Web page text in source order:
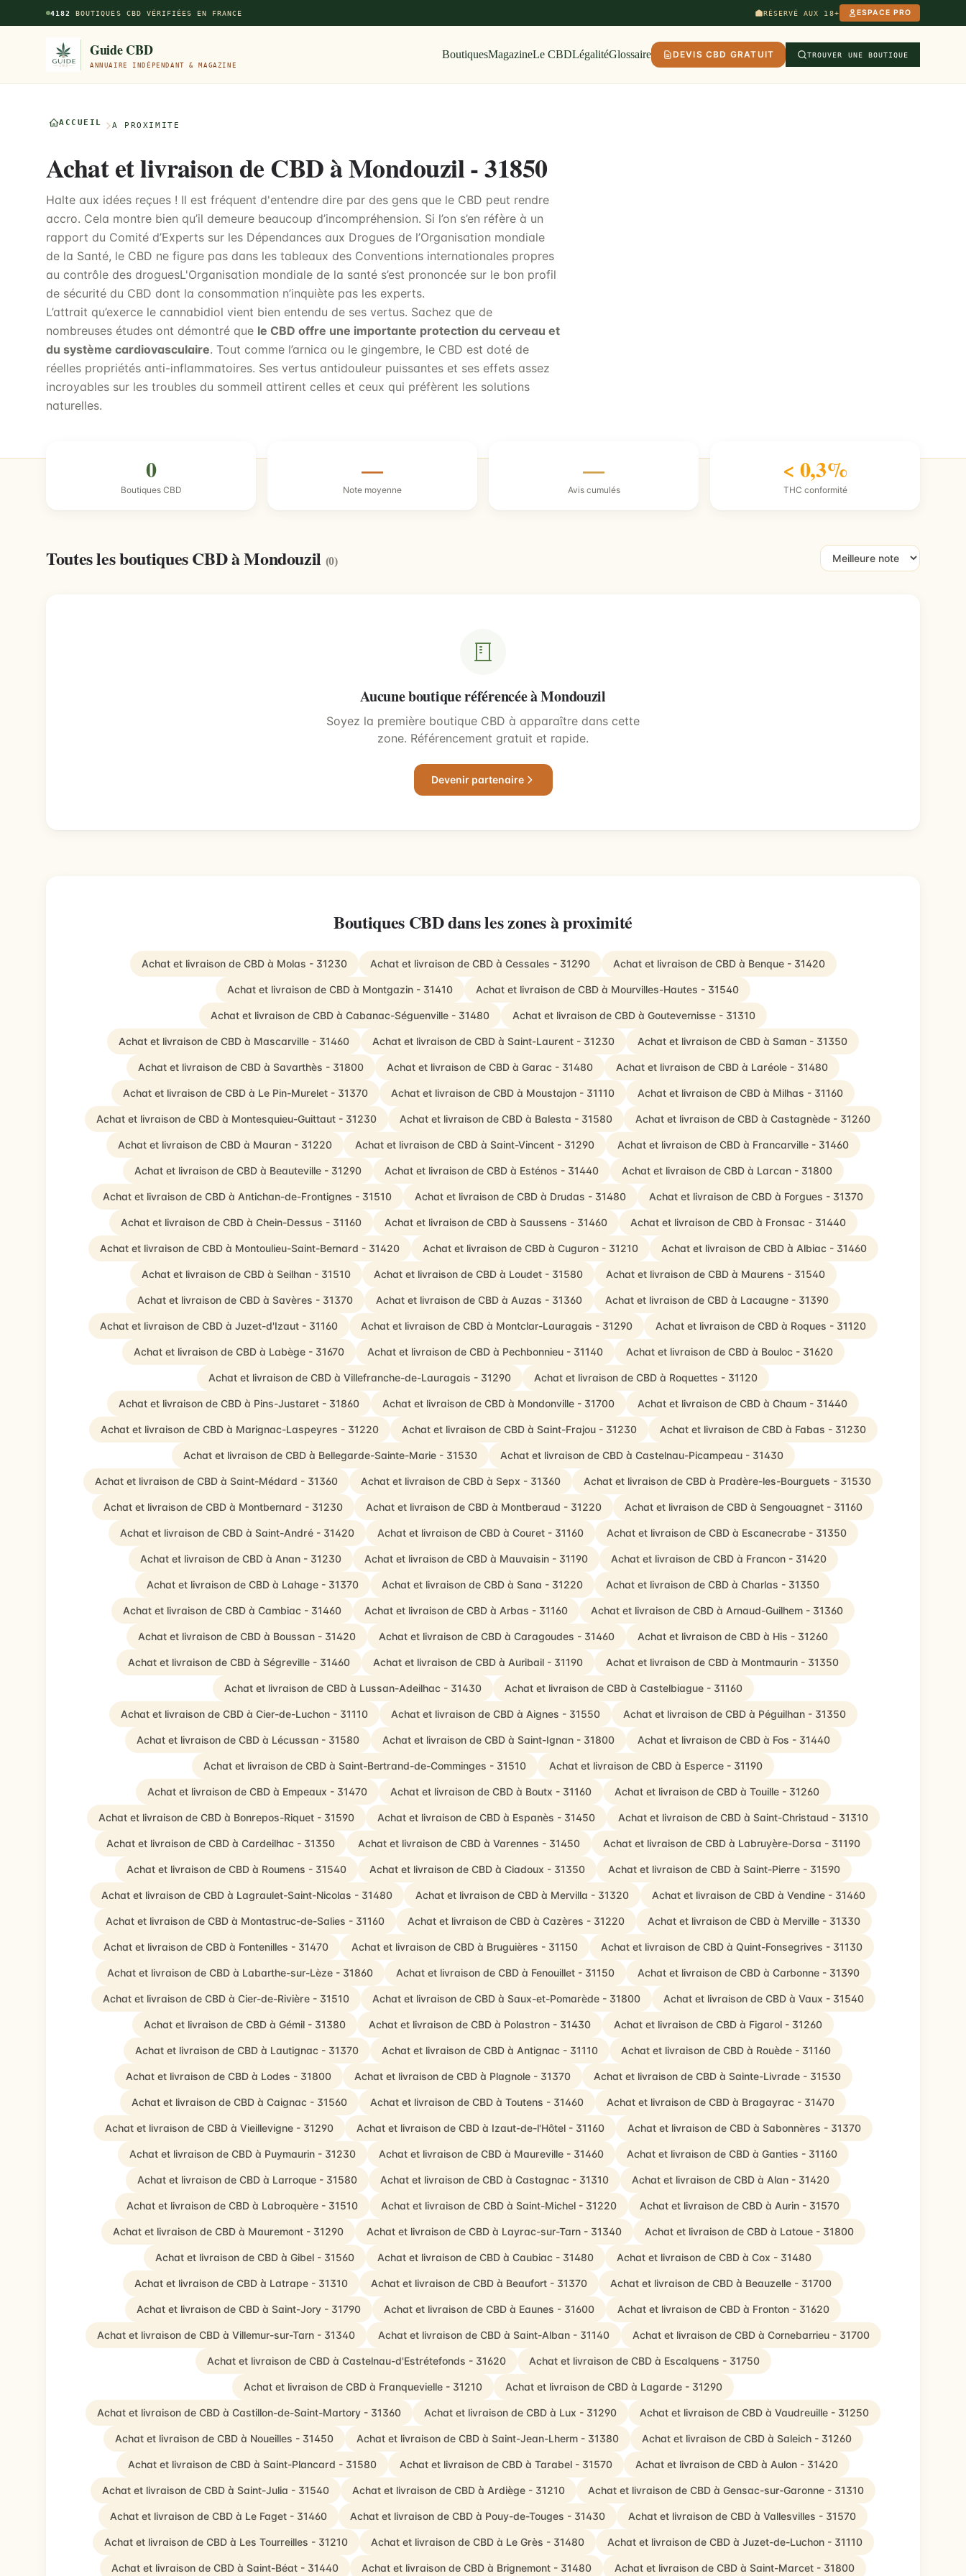
Aller au contenu principal
4182 BOUTIQUES CBD VÉRIFIÉES EN FRANCE RÉSERVÉ AUX 18+ ESPACE PRO
Guide CBD
ANNUAIRE INDÉPENDANT & MAGAZINE
BoutiquesMagazineLe CBDLégalitéGlossaire DEVIS CBD GRATUIT TROUVER UNE BOUTIQUE
ACCUEIL À PROXIMITÉ
Achat et livraison de CBD à Mondouzil - 31850
Halte aux idées reçues ! Il est fréquent d'entendre dire par des gens que le CBD peut rendre
accro. Cela montre bien qu’il demeure beaucoup d’incompréhension. Si l’on s’en réfère à un
rapport du Comité d’Experts sur les Dépendances aux Drogues de l’Organisation mondiale
de la Santé, le CBD ne figure pas dans les tableaux des Conventions internationales propres
au contrôle des droguesL'Organisation mondiale de la santé s’est prononcée sur le bon profil
de sécurité du CBD dont la consommation n’inquiète pas les experts.
L’attrait qu’exerce le cannabidiol vient bien entendu de ses vertus. Sachez que de
nombreuses études ont démontré que le CBD offre une importante protection du cerveau et
du système cardiovasculaire. Tout comme l’arnica ou le gingembre, le CBD est doté de
réelles propriétés anti-inflammatoires. Ses vertus antidouleur puissantes et ses effets assez
incroyables sur les troubles du sommeil attirent celles et ceux qui préfèrent les solutions
naturelles.
0
Boutiques CBD
—
Note moyenne
—
Avis cumulés
< 0,3%
THC conformité
Toutes les boutiques CBD à Mondouzil (0)
Aucune boutique référencée à Mondouzil
Soyez la première boutique CBD à apparaître dans cette
zone. Référencement gratuit et rapide.
Devenir partenaire
Boutiques CBD dans les zones à proximité
Achat et livraison de CBD à Molas - 31230 Achat et livraison de CBD à Cessales - 31290 Achat et livraison de CBD à Benque - 31420
Achat et livraison de CBD à Montgazin - 31410 Achat et livraison de CBD à Mourvilles-Hautes - 31540
Achat et livraison de CBD à Cabanac-Séguenville - 31480 Achat et livraison de CBD à Goutevernisse - 31310
Achat et livraison de CBD à Mascarville - 31460 Achat et livraison de CBD à Saint-Laurent - 31230 Achat et livraison de CBD à Saman - 31350
Achat et livraison de CBD à Savarthès - 31800 Achat et livraison de CBD à Garac - 31480 Achat et livraison de CBD à Laréole - 31480
Achat et livraison de CBD à Le Pin-Murelet - 31370 Achat et livraison de CBD à Moustajon - 31110 Achat et livraison de CBD à Milhas - 31160
Achat et livraison de CBD à Montesquieu-Guittaut - 31230 Achat et livraison de CBD à Balesta - 31580 Achat et livraison de CBD à Castagnède - 31260
Achat et livraison de CBD à Mauran - 31220 Achat et livraison de CBD à Saint-Vincent - 31290 Achat et livraison de CBD à Francarville - 31460
Achat et livraison de CBD à Beauteville - 31290 Achat et livraison de CBD à Esténos - 31440 Achat et livraison de CBD à Larcan - 31800
Achat et livraison de CBD à Antichan-de-Frontignes - 31510 Achat et livraison de CBD à Drudas - 31480 Achat et livraison de CBD à Forgues - 31370
Achat et livraison de CBD à Chein-Dessus - 31160 Achat et livraison de CBD à Saussens - 31460 Achat et livraison de CBD à Fronsac - 31440
Achat et livraison de CBD à Montoulieu-Saint-Bernard - 31420 Achat et livraison de CBD à Cuguron - 31210 Achat et livraison de CBD à Albiac - 31460
Achat et livraison de CBD à Seilhan - 31510 Achat et livraison de CBD à Loudet - 31580 Achat et livraison de CBD à Maurens - 31540
Achat et livraison de CBD à Savères - 31370 Achat et livraison de CBD à Auzas - 31360 Achat et livraison de CBD à Lacaugne - 31390
Achat et livraison de CBD à Juzet-d'Izaut - 31160 Achat et livraison de CBD à Montclar-Lauragais - 31290 Achat et livraison de CBD à Roques - 31120
Achat et livraison de CBD à Labège - 31670 Achat et livraison de CBD à Pechbonnieu - 31140 Achat et livraison de CBD à Bouloc - 31620
Achat et livraison de CBD à Villefranche-de-Lauragais - 31290 Achat et livraison de CBD à Roquettes - 31120
Achat et livraison de CBD à Pins-Justaret - 31860 Achat et livraison de CBD à Mondonville - 31700 Achat et livraison de CBD à Chaum - 31440
Achat et livraison de CBD à Marignac-Laspeyres - 31220 Achat et livraison de CBD à Saint-Frajou - 31230 Achat et livraison de CBD à Fabas - 31230
Achat et livraison de CBD à Bellegarde-Sainte-Marie - 31530 Achat et livraison de CBD à Castelnau-Picampeau - 31430
Achat et livraison de CBD à Saint-Médard - 31360 Achat et livraison de CBD à Sepx - 31360 Achat et livraison de CBD à Pradère-les-Bourguets - 31530
Achat et livraison de CBD à Montbernard - 31230 Achat et livraison de CBD à Montberaud - 31220 Achat et livraison de CBD à Sengouagnet - 31160
Achat et livraison de CBD à Saint-André - 31420 Achat et livraison de CBD à Couret - 31160 Achat et livraison de CBD à Escanecrabe - 31350
Achat et livraison de CBD à Anan - 31230 Achat et livraison de CBD à Mauvaisin - 31190 Achat et livraison de CBD à Francon - 31420
Achat et livraison de CBD à Lahage - 31370 Achat et livraison de CBD à Sana - 31220 Achat et livraison de CBD à Charlas - 31350
Achat et livraison de CBD à Cambiac - 31460 Achat et livraison de CBD à Arbas - 31160 Achat et livraison de CBD à Arnaud-Guilhem - 31360
Achat et livraison de CBD à Boussan - 31420 Achat et livraison de CBD à Caragoudes - 31460 Achat et livraison de CBD à His - 31260
Achat et livraison de CBD à Ségreville - 31460 Achat et livraison de CBD à Auribail - 31190 Achat et livraison de CBD à Montmaurin - 31350
Achat et livraison de CBD à Lussan-Adeilhac - 31430 Achat et livraison de CBD à Castelbiague - 31160
Achat et livraison de CBD à Cier-de-Luchon - 31110 Achat et livraison de CBD à Aignes - 31550 Achat et livraison de CBD à Péguilhan - 31350
Achat et livraison de CBD à Lécussan - 31580 Achat et livraison de CBD à Saint-Ignan - 31800 Achat et livraison de CBD à Fos - 31440
Achat et livraison de CBD à Saint-Bertrand-de-Comminges - 31510 Achat et livraison de CBD à Esperce - 31190
Achat et livraison de CBD à Empeaux - 31470 Achat et livraison de CBD à Boutx - 31160 Achat et livraison de CBD à Touille - 31260
Achat et livraison de CBD à Bonrepos-Riquet - 31590 Achat et livraison de CBD à Espanès - 31450 Achat et livraison de CBD à Saint-Christaud - 31310
Achat et livraison de CBD à Cardeilhac - 31350 Achat et livraison de CBD à Varennes - 31450 Achat et livraison de CBD à Labruyère-Dorsa - 31190
Achat et livraison de CBD à Roumens - 31540 Achat et livraison de CBD à Ciadoux - 31350 Achat et livraison de CBD à Saint-Pierre - 31590
Achat et livraison de CBD à Lagraulet-Saint-Nicolas - 31480 Achat et livraison de CBD à Mervilla - 31320 Achat et livraison de CBD à Vendine - 31460
Achat et livraison de CBD à Montastruc-de-Salies - 31160 Achat et livraison de CBD à Cazères - 31220 Achat et livraison de CBD à Merville - 31330
Achat et livraison de CBD à Fontenilles - 31470 Achat et livraison de CBD à Bruguières - 31150 Achat et livraison de CBD à Quint-Fonsegrives - 31130
Achat et livraison de CBD à Labarthe-sur-Lèze - 31860 Achat et livraison de CBD à Fenouillet - 31150 Achat et livraison de CBD à Carbonne - 31390
Achat et livraison de CBD à Cier-de-Rivière - 31510 Achat et livraison de CBD à Saux-et-Pomarède - 31800 Achat et livraison de CBD à Vaux - 31540
Achat et livraison de CBD à Gémil - 31380 Achat et livraison de CBD à Polastron - 31430 Achat et livraison de CBD à Figarol - 31260
Achat et livraison de CBD à Lautignac - 31370 Achat et livraison de CBD à Antignac - 31110 Achat et livraison de CBD à Rouède - 31160
Achat et livraison de CBD à Lodes - 31800 Achat et livraison de CBD à Plagnole - 31370 Achat et livraison de CBD à Sainte-Livrade - 31530
Achat et livraison de CBD à Caignac - 31560 Achat et livraison de CBD à Toutens - 31460 Achat et livraison de CBD à Bragayrac - 31470
Achat et livraison de CBD à Vieillevigne - 31290 Achat et livraison de CBD à Izaut-de-l'Hôtel - 31160 Achat et livraison de CBD à Sabonnères - 31370
Achat et livraison de CBD à Puymaurin - 31230 Achat et livraison de CBD à Maureville - 31460 Achat et livraison de CBD à Ganties - 31160
Achat et livraison de CBD à Larroque - 31580 Achat et livraison de CBD à Castagnac - 31310 Achat et livraison de CBD à Alan - 31420
Achat et livraison de CBD à Labroquère - 31510 Achat et livraison de CBD à Saint-Michel - 31220 Achat et livraison de CBD à Aurin - 31570
Achat et livraison de CBD à Mauremont - 31290 Achat et livraison de CBD à Layrac-sur-Tarn - 31340 Achat et livraison de CBD à Latoue - 31800
Achat et livraison de CBD à Gibel - 31560 Achat et livraison de CBD à Caubiac - 31480 Achat et livraison de CBD à Cox - 31480
Achat et livraison de CBD à Latrape - 31310 Achat et livraison de CBD à Beaufort - 31370 Achat et livraison de CBD à Beauzelle - 31700
Achat et livraison de CBD à Saint-Jory - 31790 Achat et livraison de CBD à Eaunes - 31600 Achat et livraison de CBD à Fronton - 31620
Achat et livraison de CBD à Villemur-sur-Tarn - 31340 Achat et livraison de CBD à Saint-Alban - 31140 Achat et livraison de CBD à Cornebarrieu - 31700
Achat et livraison de CBD à Castelnau-d'Estrétefonds - 31620 Achat et livraison de CBD à Escalquens - 31750
Achat et livraison de CBD à Franquevielle - 31210 Achat et livraison de CBD à Lagarde - 31290
Achat et livraison de CBD à Castillon-de-Saint-Martory - 31360 Achat et livraison de CBD à Lux - 31290 Achat et livraison de CBD à Vaudreuille - 31250
Achat et livraison de CBD à Noueilles - 31450 Achat et livraison de CBD à Saint-Jean-Lherm - 31380 Achat et livraison de CBD à Saleich - 31260
Achat et livraison de CBD à Saint-Plancard - 31580 Achat et livraison de CBD à Tarabel - 31570 Achat et livraison de CBD à Aulon - 31420
Achat et livraison de CBD à Saint-Julia - 31540 Achat et livraison de CBD à Ardiège - 31210 Achat et livraison de CBD à Gensac-sur-Garonne - 31310
Achat et livraison de CBD à Le Faget - 31460 Achat et livraison de CBD à Pouy-de-Touges - 31430 Achat et livraison de CBD à Vallesvilles - 31570
Achat et livraison de CBD à Les Tourreilles - 31210 Achat et livraison de CBD à Le Grès - 31480 Achat et livraison de CBD à Juzet-de-Luchon - 31110
Achat et livraison de CBD à Saint-Béat - 31440 Achat et livraison de CBD à Brignemont - 31480 Achat et livraison de CBD à Saint-Marcet - 31800